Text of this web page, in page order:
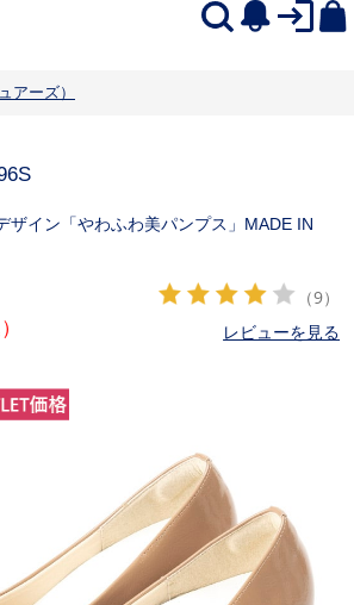
アーズ）
ザイン「やわふわ美パンプス」MADE IN
（9）
レビューを見る